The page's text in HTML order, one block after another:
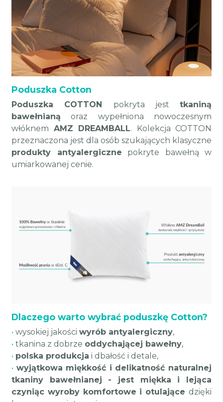
Poduszka Cotton
Poduszka COTTON pokryta jest tkaniną
bawełnianą oraz wypełniona nowoczesnym
włóknem AMZ DREAMBALL. Kolekcja COTTON
przeznaczona jest dla osób szukających klasyczne
produkty antyalergiczne pokryte bawełną w
umiarkowanej cenie.
Dlaczego warto wybrać poduszkę Cotton?
• wysokiej jakości wyrób antyalergiczny,
• tkanina z dobrze oddychającej bawełny,
• polska produkcja i dbałość i detale,
• wyjątkowa miękkość i delikatność naturalnej
tkaniny bawełnianej - jest miękka i lejąca
czyniąc wyroby komfortowe i otulające dzięki